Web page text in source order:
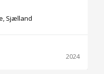
Sjælland
2024